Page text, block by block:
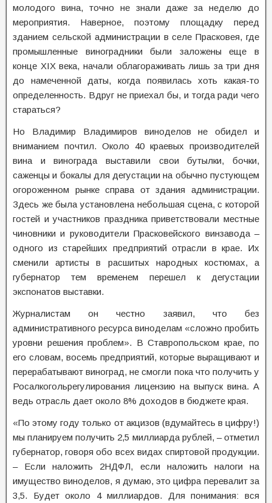
молодого вина, точно не знали даже за неделю до
мероприятия. Наверное, поэтому площадку перед
зданием сельской администрации в селе Прасковея, где
промышленные виноградники были заложены еще в
конце XIX века, начали облагораживать лишь за три дня
до намеченной даты, когда появилась хоть какая-то
определенность. Вдруг не приехал бы, и тогда ради чего
стараться?
Но Владимир Владимиров виноделов не обидел и
вниманием почтил. Около 40 краевых производителей
вина и винограда выставили свои бутылки, бочки,
саженцы и бокалы для дегустации на обычно пустующем
огороженном рынке справа от здания администрации.
Здесь же была установлена небольшая сцена, с которой
гостей и участников праздника приветствовали местные
чиновники и руководители Прасковейского винзавода –
одного из старейших предприятий отрасли в крае. Их
сменили артисты в расшитых народных костюмах, а
губернатор тем временем перешел к дегустации
экспонатов выставки.
Журналистам он честно заявил, что без
административного ресурса виноделам «сложно пробить
уровни решения проблем». В Ставропольском крае, по
его словам, восемь предприятий, которые выращивают и
перерабатывают виноград, не смогли пока что получить у
Росалкогольрегулирования лицензию на выпуск вина. А
ведь отрасль дает около 8% доходов в бюджете края.
«По этому году только от акцизов (вдумайтесь в цифру!)
мы планируем получить 2,5 миллиарда рублей, – отметил
губернатор, говоря обо всех видах спиртовой продукции.
– Если наложить 2НДФЛ, если наложить налоги на
имущество виноделов, я думаю, это цифра перевалит за
3,5. Будет около 4 миллиардов. Для понимания: вся